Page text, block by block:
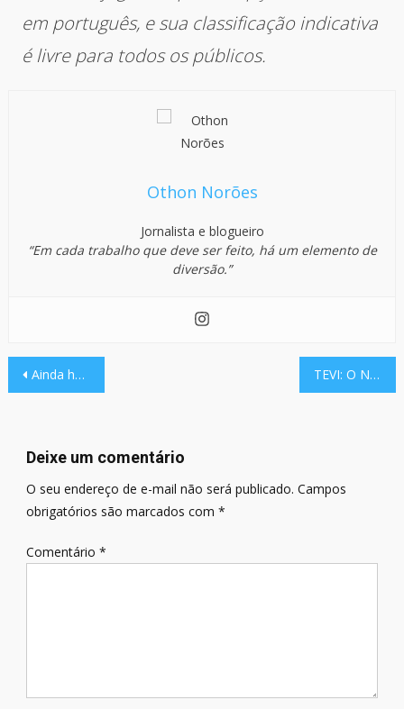
em português, e sua classificação indicativa
é livre para todos os públicos.
Othon Norões
Jornalista e blogueiro
“Em cada trabalho que deve ser feito, há um elemento de
diversão.”
Navegação
Post
Ainda há possibilidade de ocorrer a edição de 2024 da E3. TEVI: O Novo Metroidvania no Estilo Anime e com Mecânicas Bullet Hell poderá ser jogado no BIG Festival 2023.
Deixe um comentário
O seu endereço de e-mail não será publicado. Campos
obrigatórios são marcados com *
Comentário *